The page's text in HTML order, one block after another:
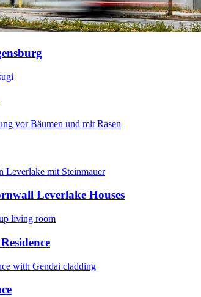
Leverlake Houses